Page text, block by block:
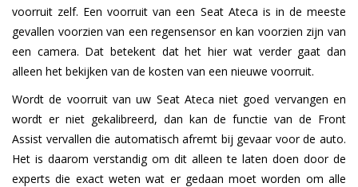
voorruit zelf. Een voorruit van een Seat Ateca is in de meeste
gevallen voorzien van een regensensor en kan voorzien zijn van
een camera. Dat betekent dat het hier wat verder gaat dan
alleen het bekijken van de kosten van een nieuwe voorruit.
Wordt de voorruit van uw Seat Ateca niet goed vervangen en
wordt er niet gekalibreerd, dan kan de functie van de Front
Assist vervallen die automatisch afremt bij gevaar voor de auto.
Het is daarom verstandig om dit alleen te laten doen door de
experts die exact weten wat er gedaan moet worden om alle